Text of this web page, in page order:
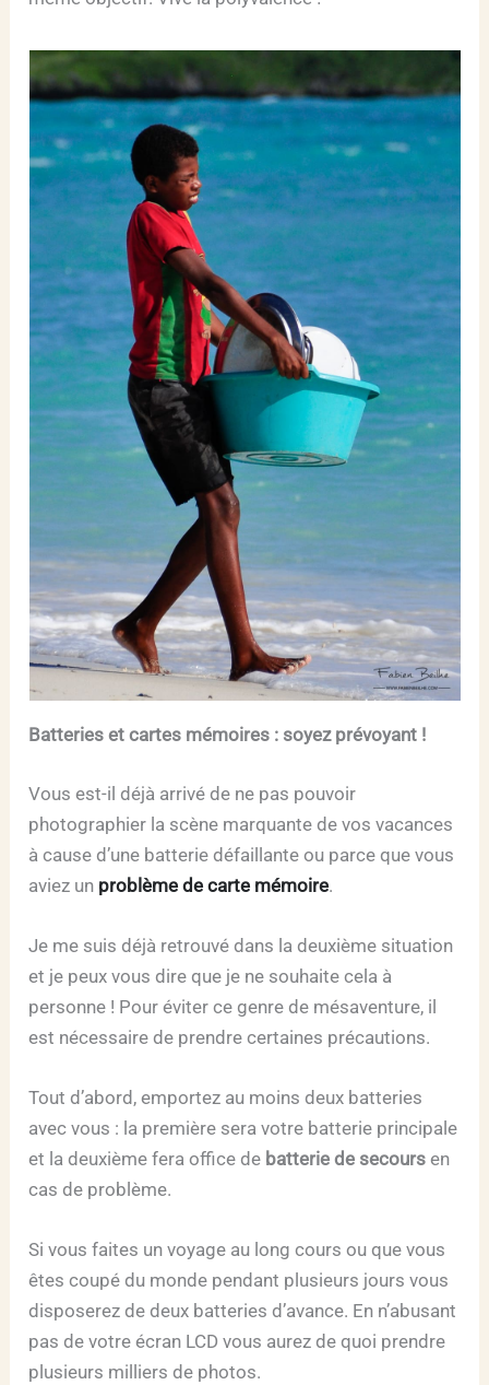
Batteries et cartes mémoires : soyez prévoyant !
Vous est-il déjà arrivé de ne pas pouvoir
photographier la scène marquante de vos vacances
à cause d’une batterie défaillante ou parce que vous
aviez un problème de carte mémoire.
Je me suis déjà retrouvé dans la deuxième situation
et je peux vous dire que je ne souhaite cela à
personne ! Pour éviter ce genre de mésaventure, il
est nécessaire de prendre certaines précautions.
Tout d’abord, emportez au moins deux batteries
avec vous : la première sera votre batterie principale
et la deuxième fera office de batterie de secours en
cas de problème.
Si vous faites un voyage au long cours ou que vous
êtes coupé du monde pendant plusieurs jours vous
disposerez de deux batteries d’avance. En n’abusant
pas de votre écran LCD vous aurez de quoi prendre
plusieurs milliers de photos.